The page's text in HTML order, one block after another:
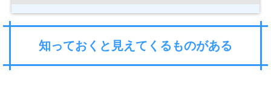
知っておくと見えてくるものがある